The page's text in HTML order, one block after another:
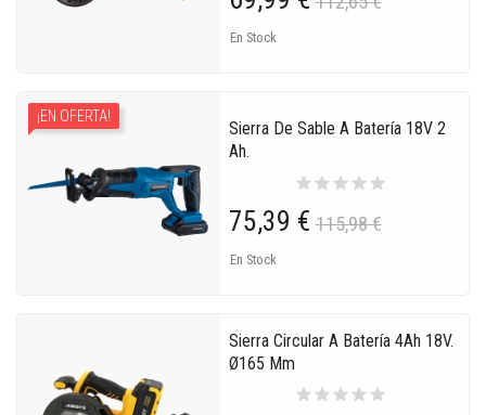
En Stock
Sierra De Sable A Batería 18V 2
Ah.
starstarstarstarstar
75,39 € 115,98 €
En Stock
¡EN OFERTA!
Sierra Circular A Batería 4Ah 18V.
Ø165 Mm
starstarstarstarstar